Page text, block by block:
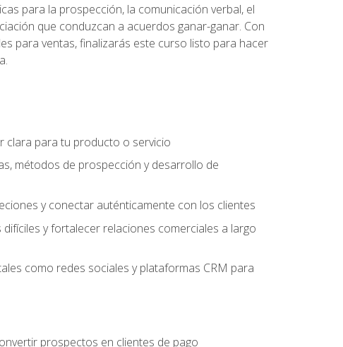
para la prospección, la comunicación verbal, el
que conduzcan a acuerdos ganar-ganar. Con
para ventas, finalizarás este curso listo para hacer
clara para tu producto o servicio
métodos de prospección y desarrollo de
y conectar auténticamente con los clientes
y fortalecer relaciones comerciales a largo
como redes sociales y plataformas CRM para
prospectos en clientes de pago